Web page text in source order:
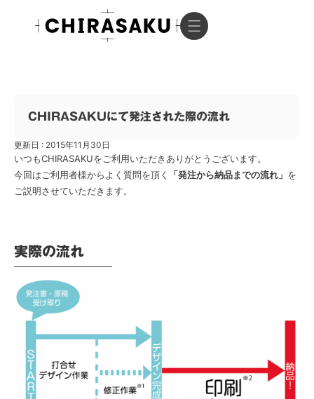
CHIRASAKUにて発注された際の流れ
更新日 : 2015年11月30日
いつもCHIRASAKUをご利用いただきありがとうございます。
今回はご利用者様からよく質問を頂く
「発注から納品までの流れ」 を
ご説明させていただきます。
実際の流れ